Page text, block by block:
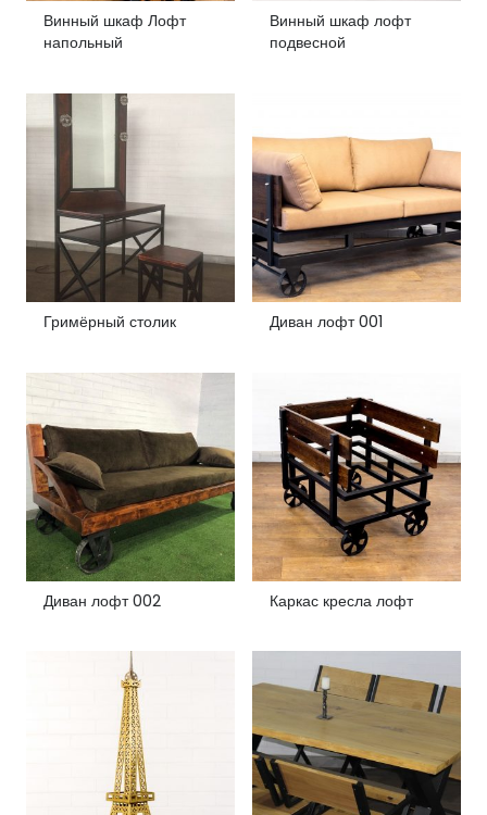
Винный шкаф Лофт
напольный
Винный шкаф лофт
подвесной
Гримёрный столик Диван лофт 001
Диван лофт 002 Каркас кресла лофт